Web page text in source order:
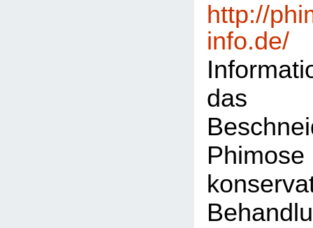
http://
info.de/
das